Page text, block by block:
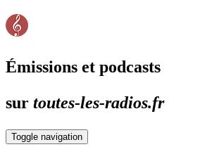
Émissions et podcasts
sur toutes-les-radios.fr
Toggle navigation